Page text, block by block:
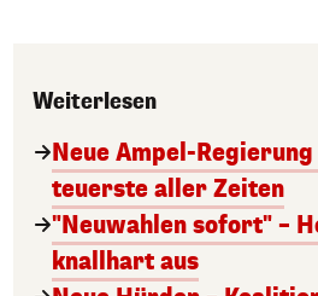
Weiterlesen
Neue Ampel-
teuerste aller Zeiten
"Neuwahlen sofort" –
knallhart aus